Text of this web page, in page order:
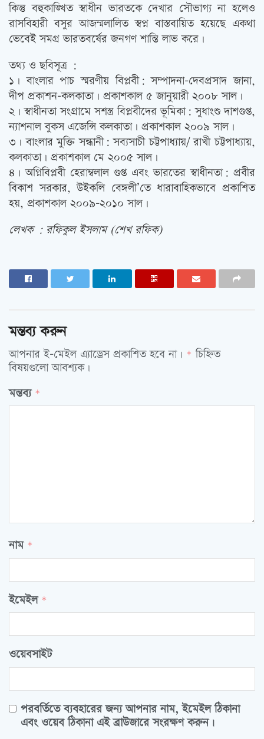
কিন্তু বহুকাঙ্খিত স্বাধীন ভারতকে দেখার সৌভাগ্য না হলেও
রাসবিহারী বসুর আজন্মলালিত স্বপ্ন বাস্তবায়িত হয়েছে একথা
ভেবেই সমগ্র ভারতবর্ষের জনগণ শান্তি লাভ করে।
তথ্য ও ছবিসূত্র :
১। বাংলার পাচ স্মরণীয় বিপ্লবী: সম্পাদনা-দেবপ্রসাদ জানা,
দীপ প্রকাশন-কলকাতা। প্রকাশকাল ৫ জানুয়ারী ২০০৮ সাল।
২। স্বাধীনতা সংগ্রামে সশস্ত্র বিপ্লবীদের ভূমিকা: সুধাংশু দাশগুপ্ত,
ন্যাশনাল বুকস এজেন্সি কলকাতা। প্রকাশকাল ২০০৯ সাল।
৩। বাংলার মুক্তি সন্ধানী: সব্যসাচী চট্টপাধ্যায়/ রাখী চট্টপাধ্যায়,
কলকাতা। প্রকাশকাল মে ২০০৫ সাল।
৪। অগ্নিবিপ্লবী হেরাম্বলাল গুপ্ত এবং ভারতের স্বাধীনতা: প্রবীর
বিকাশ সরকার, উইকলি বেঙ্গলী’তে ধারাবাহিকভাবে প্রকাশিত
হয়, প্রকাশকাল ২০০৯-২০১০ সাল।
লেখক : রফিকুল ইসলাম (শেখ রফিক)
মন্তব্য করুন
আপনার ই-মেইল এ্যাড্রেস প্রকাশিত হবে না। * চিহ্নিত
বিষয়গুলো আবশ্যক।
মন্তব্য *
নাম *
ইমেইল *
ওয়েবসাইট
পরবর্তিতে ব্যবহারের জন্য আপনার নাম, ইমেইল ঠিকানা
এবং ওয়েব ঠিকানা এই ব্রাউজারে সংরক্ষণ করুন।